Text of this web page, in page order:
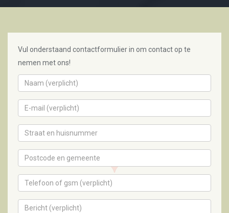
Vul onderstaand contactformulier in om contact op te
nemen met ons!